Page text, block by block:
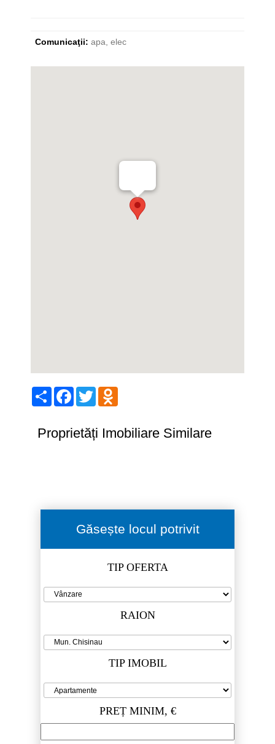
Comunicaţii: apa, elec
ShareFacebook
Twitter
Proprietăți Imobiliare Similare
Găsește locul potrivit
TIP OFERTA
RAION
TIP IMOBIL
PREȚ MINIM, €